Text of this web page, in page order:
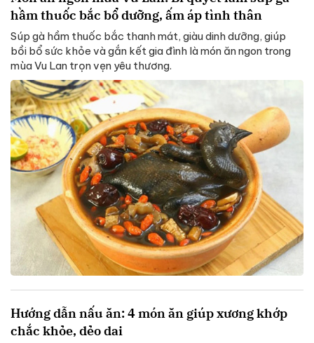
hầm thuốc bắc bổ dưỡng, ấm áp tình thân
Súp gà hầm thuốc bắc thanh mát, giàu dinh dưỡng, giúp
bồi bổ sức khỏe và gắn kết gia đình là món ăn ngon trong
mùa Vu Lan trọn vẹn yêu thương.
Hướng dẫn nấu ăn: 4 món ăn giúp xương khớp
chắc khỏe, dẻo dai